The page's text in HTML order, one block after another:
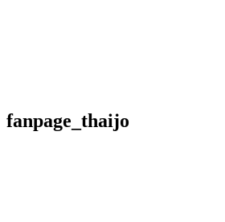
fanpage_thaijo